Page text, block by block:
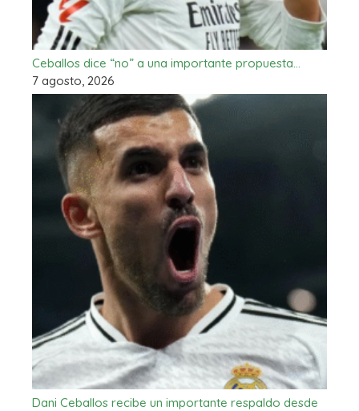
Ceballos dice “no” a una importante propuesta…
7 agosto, 2026
Dani Ceballos recibe un importante respaldo desde